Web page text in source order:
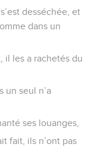
desséchée, et
dans un
il les a rachetés du
un seul n’a
ses louanges,
fait, ils n’ont pas